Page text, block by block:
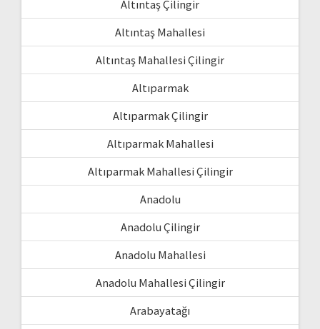
Altıntaş Çilingir
Altıntaş Mahallesi
Altıntaş Mahallesi Çilingir
Altıparmak
Altıparmak Çilingir
Altıparmak Mahallesi
Altıparmak Mahallesi Çilingir
Anadolu
Anadolu Çilingir
Anadolu Mahallesi
Anadolu Mahallesi Çilingir
Arabayatağı